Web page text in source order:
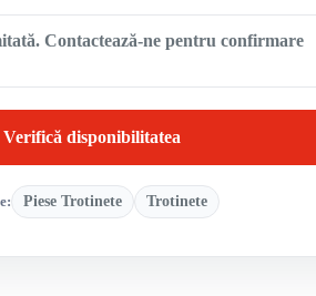
Contactează-ne pentru confirmare
Verifică disponibilitatea
Piese Trotinete Trotinete